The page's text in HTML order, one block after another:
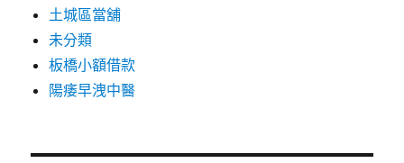
土城區當舖
未分類
板橋小額借款
陽痿早洩中醫